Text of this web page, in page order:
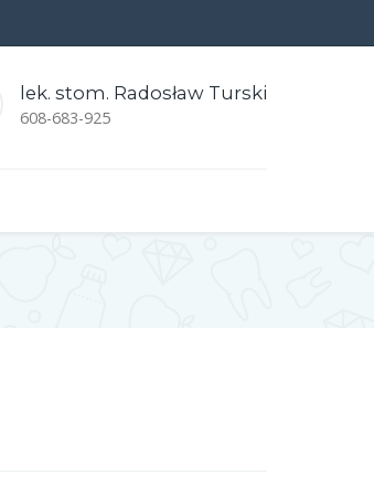
lek. stom. Radosław Turski
608-683-925